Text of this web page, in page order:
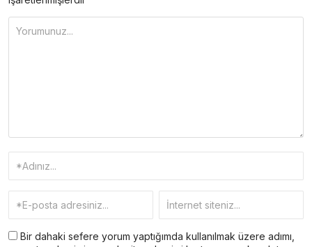
Bir dahaki sefere yorum yaptığımda kullanılmak üzere adımı,